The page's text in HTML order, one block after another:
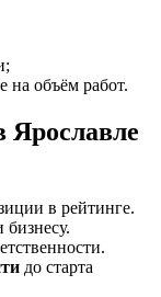
на объём работ.
Ярославле
в рейтинге.
бизнесу.
до старта